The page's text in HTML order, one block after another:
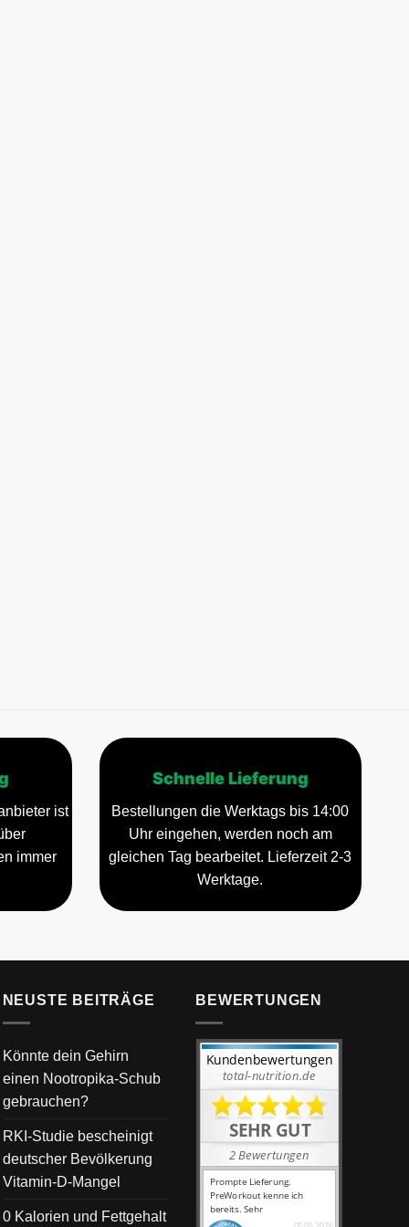
ist
immer
Schnelle Lieferung
Bestellungen die Werktags bis 14:00
Uhr eingehen, werden noch am
gleichen Tag bearbeitet. Lieferzeit 2-3
Werktage.
NEUSTE BEITRÄGE
Könnte dein Gehirn
einen Nootropika-Schub
gebrauchen?
RKI-Studie bescheinigt
deutscher Bevölkerung
Vitamin-D-Mangel
0 Kalorien und Fettgehalt
BEWERTUNGEN